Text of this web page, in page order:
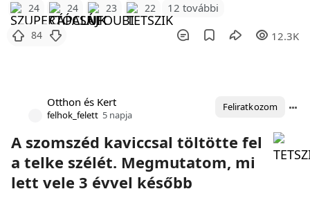
24 24 23 22 12 további
84 12.3K
Otthon és Kert
felhok_felett 5 napja
Feliratkozom
A szomszéd kaviccsal töltötte fel
a telke szélét. Megmutatom, mi
lett vele 3 évvel később